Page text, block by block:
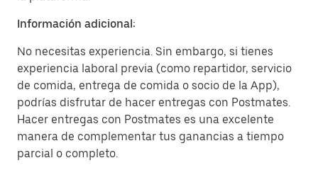
Información adicional:
No necesitas experiencia. Sin embargo, si tienes
experiencia laboral previa (como repartidor, servicio
de comida, entrega de comida o socio de la App),
podrías disfrutar de hacer entregas con Postmates.
Hacer entregas con Postmates es una excelente
manera de complementar tus ganancias a tiempo
parcial o completo.